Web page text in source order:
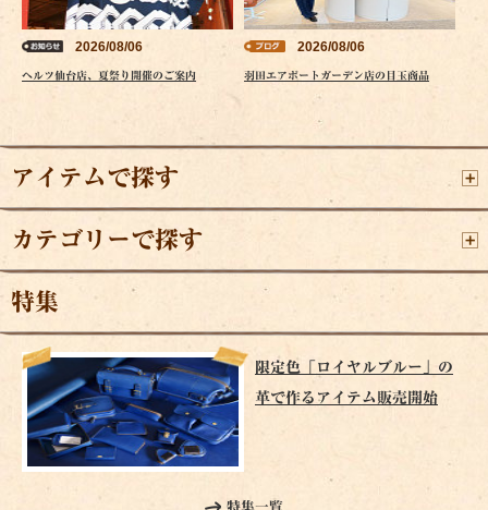
2026/08/06
ヘルツ仙台店、夏祭り開催のご案内
2026/08/06
羽田エアポートガーデン店の目玉商品
アイテムで探す
カテゴリーで探す
特集
限定色「ロイヤルブルー」の
革で作るアイテム販売開始
特集一覧